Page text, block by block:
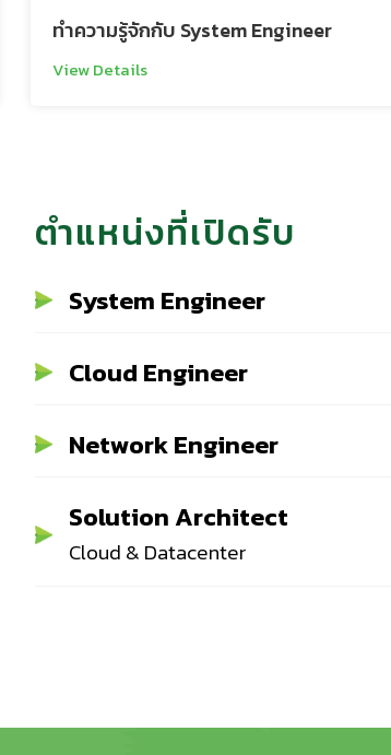
ทำความรู้จักกับ System Engineer
View Details
ตำแหน่งที่เปิดรับ
System Engineer
Cloud Engineer
Network Engineer
Solution Architect
Cloud & Datacenter